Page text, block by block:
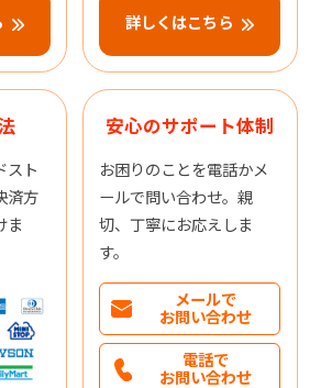
詳しくはこちら
スト
済方
ま
安心のサポート体制
お困りのことを電話かメ
ールで問い合わせ。親
切、丁寧にお応えしま
す。
メールで
お問い合わせ
電話で
お問い合わせ